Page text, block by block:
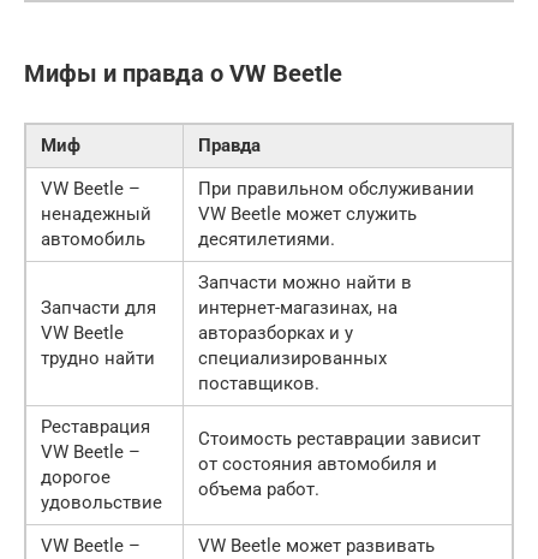
Мифы и правда о VW Beetle
Миф
Правда
VW Beetle –
ненадежный
автомобиль
При правильном обслуживании
VW Beetle может служить
десятилетиями.
Запчасти для
VW Beetle
трудно найти
Запчасти можно найти в
интернет-магазинах, на
авторазборках и у
специализированных
поставщиков.
Реставрация
VW Beetle –
дорогое
удовольствие
Стоимость реставрации зависит
от состояния автомобиля и
объема работ.
VW Beetle –
VW Beetle может развивать